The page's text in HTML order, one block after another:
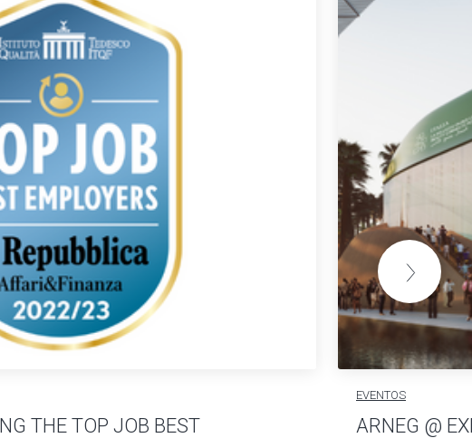
THE TOP JOB BEST
EVENTOS
ARNEG @